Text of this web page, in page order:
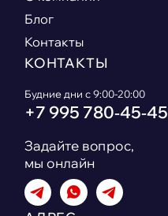
Блог
Контакты
КОНТАКТЫ
Будние дни с 9:00-20:00
+7 995 780‑45‑45
Задайте вопрос,
мы онлайн